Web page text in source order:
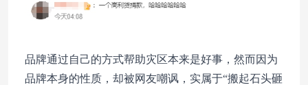
品牌通过自己的方式帮助灾区本来是好事，然而因为
品牌本身的性质，却被网友嘲讽，实属于“搬起石头砸